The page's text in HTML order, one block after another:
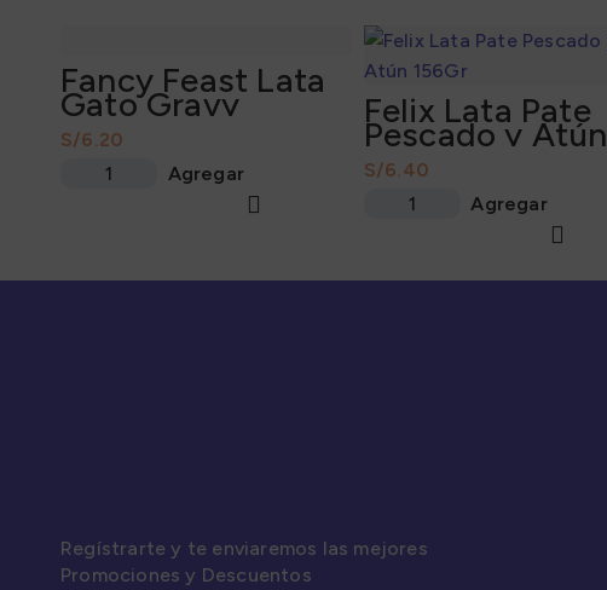
Fancy Feast Lata
Gato Gravy
Lovers a la Parrilla
Sabor Festival de
Pollo en Salsa y
S/
Agregar
Felix Lata Pate
Pescado y Atún
156Gr
S/
Agregar
Regístrarte y te enviaremos las mejores
Promociones y Descuentos